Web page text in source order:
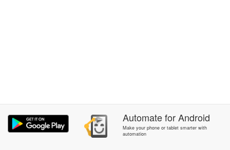
AutomateforAndroid
Make your phone or tablet smarter with
automation